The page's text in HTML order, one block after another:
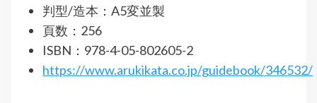
判型/造本：A5変並製
頁数：256
ISBN：978-4-05-802605-2
https://www.arukikata.co.jp/guidebook/346532/